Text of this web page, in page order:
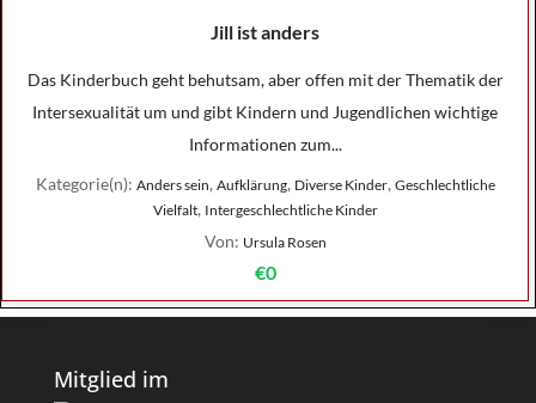
Jill ist anders
Das Kinderbuch geht behutsam, aber offen mit der Thematik der
Intersexualität um und gibt Kindern und Jugendlichen wichtige
Informationen zum...
Kategorie(n): Anders sein, Aufklärung, Diverse Kinder, Geschlechtliche
Vielfalt, Intergeschlechtliche Kinder
Von: Ursula Rosen
€0
Mitglied im